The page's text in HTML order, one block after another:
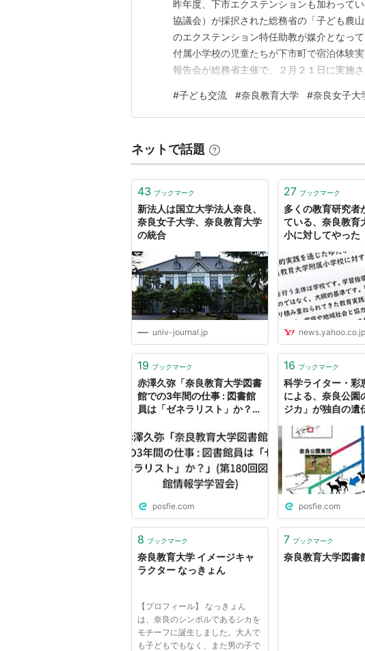
昨年度、下市エクステンションも加わって
協議会）が採択された総務省の「子ども農
のエクステンション特任助教が媒介となっ
付属小学校の児童たちが下市町で宿泊体験
報告会が総務省主催で、２月２１日に実施
します。
#子ども交流 #奈良教育大学 #奈良女子大
ネットで話題
43 ブックマーク
新法人は国立大学法人奈良、
奈良女子大学、奈良教育大学
の統合
univ-journal.jp
27 ブックマーク
多くの教育研究者
ている、奈良教育
小に対してやった
毅） - エキスパー
Yahoo!ニュース
news.yahoo.co.jp
19 ブックマーク
赤澤久弥「奈良教育大学図書
館での3年間の仕事 : 図書館
員は「ゼネラリスト」か？」
会)
posfie.com
16 ブックマーク
科学ライター・彩
による、奈良公園
ジカ」が独自の遺
や山形大学・奈良
研究チームの発表
連続ツイート
posfie.com
8 ブックマーク
奈良教育大学 イメージキャ
ラクター なっきょん
【プロフィール】 なっきょん
は、奈良のシンボルであるシカを
モチーフに誕生しました。大人で
も子どもでもなく、また男の子で
7 ブックマーク
奈良教育大学図書